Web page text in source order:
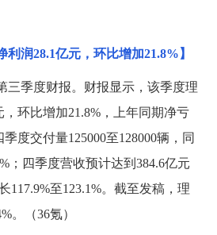
利润28.1亿元，环比增加21.8%】
三季度财报。财报显示，该季度理
环比增加21.8%，上年同期净亏
度交付量125000至128000辆，同
；四季度营收预计达到384.6亿元
117.9%至123.1%。截至发稿，理
。（36氪）